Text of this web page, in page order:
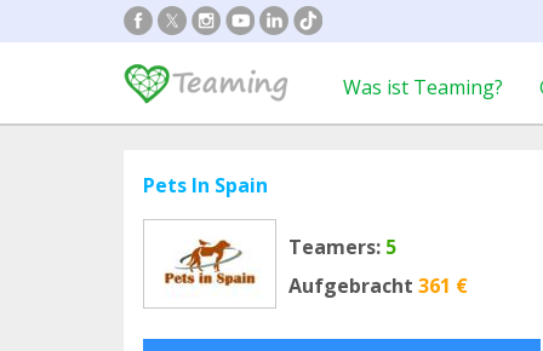
Was ist Teaming?
Pets In Spain
Teamers: 5
Aufgebracht 361 €